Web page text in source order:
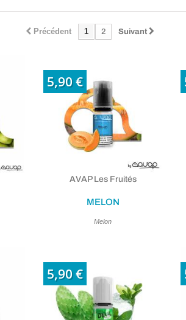
Précédent 1 2 Suivant
5,90 €
AVAP Les Fruités
MELON
Melon
5,90 €